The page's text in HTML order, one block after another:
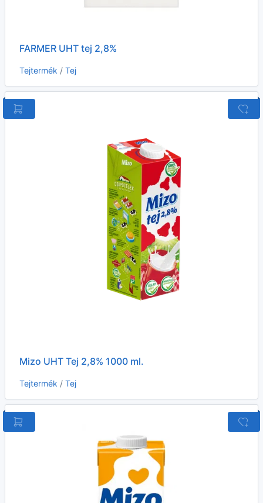
FARMER UHT tej 2,8%
Tejtermék / Tej
Mizo UHT Tej 2,8% 1000 ml.
Tejtermék / Tej